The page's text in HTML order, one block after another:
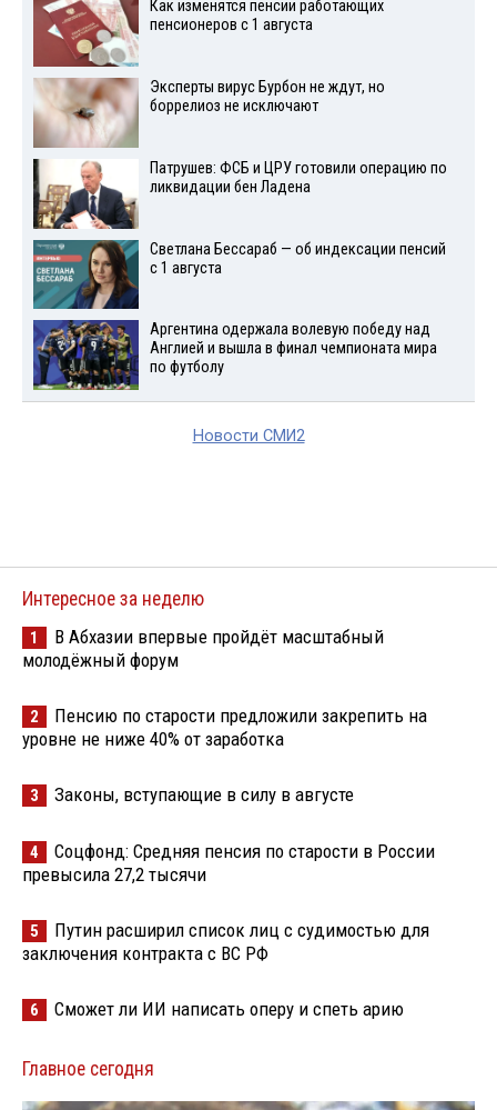
Как изменятся пенсии работающих
пенсионеров с 1 августа
Эксперты вирус Бурбон не ждут, но
боррелиоз не исключают
Патрушев: ФСБ и ЦРУ готовили операцию по
ликвидации бен Ладена
Светлана Бессараб — об индексации пенсий
с 1 августа
Аргентина одержала волевую победу над
Англией и вышла в финал чемпионата мира
по футболу
Новости СМИ2
Интересное за неделю
1
В Абхазии впервые пройдёт масштабный
молодёжный форум
2
Пенсию по старости предложили закрепить на
уровне не ниже 40% от заработка
3 Законы, вступающие в силу в августе
4
Соцфонд: Средняя пенсия по старости в России
превысила 27,2 тысячи
5
Путин расширил список лиц с судимостью для
заключения контракта с ВС РФ
6 Сможет ли ИИ написать оперу и спеть арию
Главное сегодня